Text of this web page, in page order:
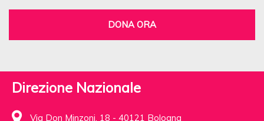
DONA ORA
Direzione Nazionale
Via Don Minzoni, 18 - 40121 Bologna